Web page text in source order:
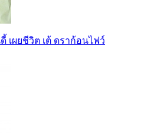
เผยชีวิต เต้ ดราก้อนไฟว์